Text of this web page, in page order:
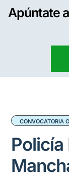
Apúntate
CONVOCATORIA
Policía